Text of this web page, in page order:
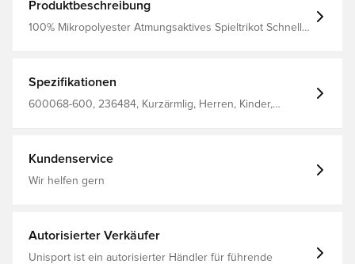
Produktbeschreibung
100% Mikropolyester Atmungsaktives Spieltrikot Schnell
Spezifikationen
600068-600, 236484, Kurzärmlig, Herren, Kinder,
Kundenservice
Wir helfen gern
Autorisierter Verkäufer
Unisport ist ein autorisierter Händler für führende